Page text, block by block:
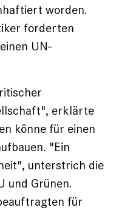
worden.
forderten
UN-
erklärte
könne für einen
"Ein
unterstrich die
und Grünen.
für